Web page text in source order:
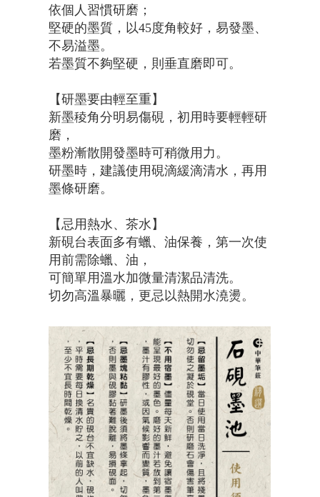
依個人習慣研磨；
堅硬的墨質，以45度角較好，易發墨、
不易溢墨。
若墨質不夠堅硬，則垂直磨即可。
【研墨要由輕至重】
新墨稜角分明易傷硯，初用時要輕輕研
磨，
墨粉漸散開發墨時可稍微用力。
研墨時，建議使用硯滴緩滴清水，再用
墨條研磨。
【忌用熱水、茶水】
新硯台表面多有蠟、油保養，第一次使
用前需除蠟、油，
可簡單用溫水加微量清潔品清洗。
切勿高溫暴曬，更忌以熱開水澆燙。